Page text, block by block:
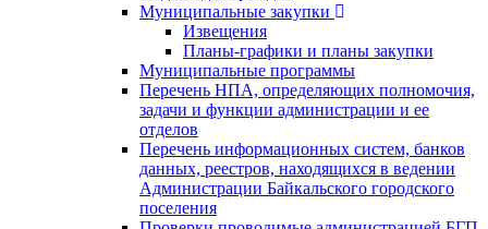
Муниципальные закупки
Извещения
Планы-графики и планы закупки
Муниципальные программы
Перечень НПА, определяющих полномочия,
задачи и функции администрации и ее
отделов
Перечень информационных систем, банков
данных, реестров, находящихся в ведении
Администрации Байкальского городского
поселения